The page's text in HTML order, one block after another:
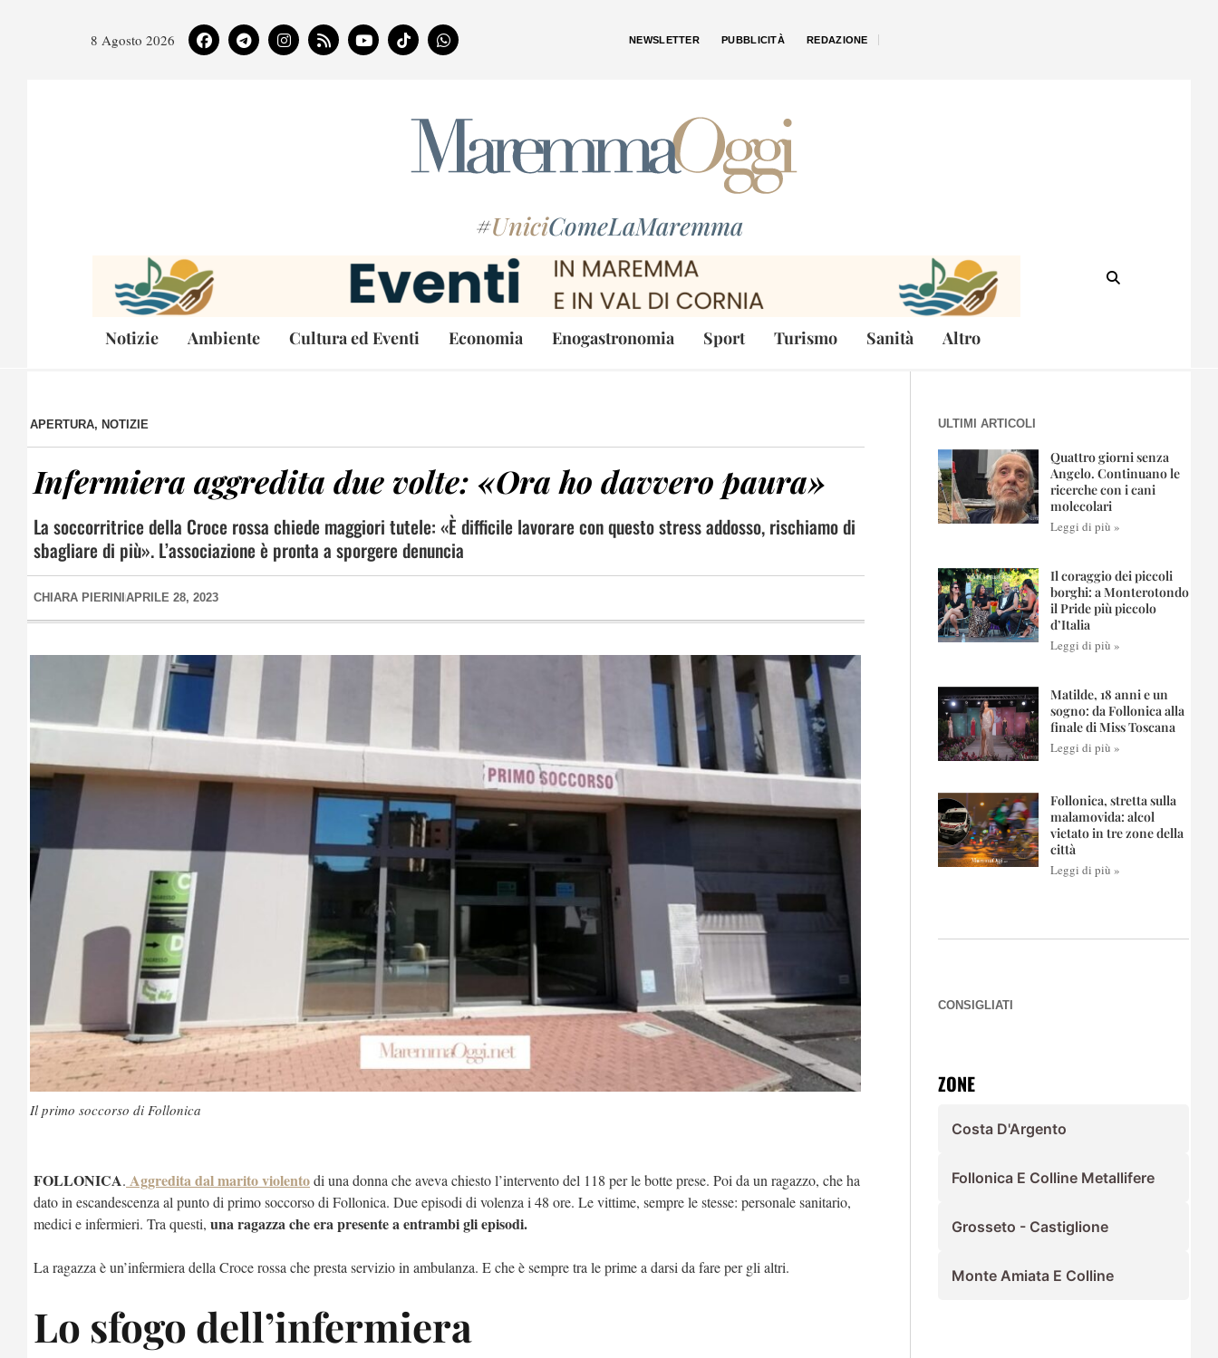
8 Agosto 2026 NEWSLETTER PUBBLICITÀ REDAZIONE
#UniciComeLaMaremma
Notizie Ambiente Cultura ed Eventi Economia Enogastronomia Sport Turismo Sanità Altro
APERTURA, NOTIZIE
Infermiera aggredita due volte: «Ora ho davvero paura»
La soccorritrice della Croce rossa chiede maggiori tutele: «È difficile lavorare con questo stress addosso, rischiamo di
sbagliare di più». L’associazione è pronta a sporgere denuncia
CHIARA PIERINI APRILE 28, 2023
Il primo soccorso di Follonica
FOLLONICA. Aggredita dal marito violentodi una donna che aveva chiesto l’intervento del 118 per le botte prese. Poi da un ragazzo, che ha
dato in escandescenza al punto di primo soccorso di Follonica. Due episodi di volenza i 48 ore. Le vittime, sempre le stesse: personale sanitario,
medici e infermieri. Tra questi, una ragazza che era presente a entrambi gli episodi.
La ragazza è un’infermiera della Croce rossa che presta servizio in ambulanza. E che è sempre tra le prime a darsi da fare per gli altri.
Lo sfogo dell’infermiera
ULTIMI ARTICOLI
Quattro giorni senza
Angelo. Continuano le
ricerche con i cani
molecolari
Leggi di più »
Il coraggio dei piccoli
borghi: a Monterotondo
il Pride più piccolo
d’Italia
Leggi di più »
Matilde, 18 anni e un
sogno: da Follonica alla
finale di Miss Toscana
Leggi di più »
Follonica, stretta sulla
malamovida: alcol
vietato in tre zone della
città
Leggi di più »
CONSIGLIATI
ZONE
Costa D'Argento
Follonica E Colline Metallifere
Grosseto - Castiglione
Monte Amiata E Colline